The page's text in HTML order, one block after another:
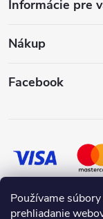
Používame
prehliadanie
Informácie pre
Nákup
Facebook